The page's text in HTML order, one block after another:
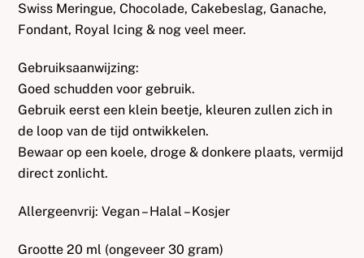
Swiss Meringue, Chocolade, Cakebeslag, Ganache,
Fondant, Royal Icing & nog veel meer.
Gebruiksaanwijzing:
Goed schudden voor gebruik.
Gebruik eerst een klein beetje, kleuren zullen zich in
de loop van de tijd ontwikkelen.
Bewaar op een koele, droge & donkere plaats, vermijd
direct zonlicht.
Allergeenvrij: Vegan – Halal – Kosjer
Grootte 20 ml (ongeveer 30 gram)